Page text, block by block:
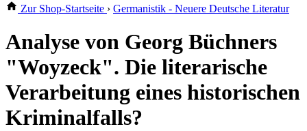
Zur Shop-Startseite › Germanistik - Neuere Deutsche Literatur
Analyse von Georg Büchners
"Woyzeck". Die literarische
Verarbeitung eines historischen
Kriminalfalls?